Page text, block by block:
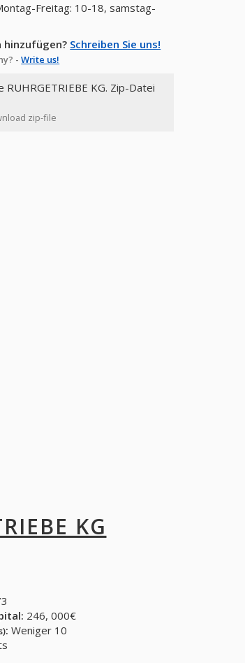
Freitag: 10-18, samstag-
hinzufügen? Schreiben Sie uns!
-Write us!
KG. Zip-Datei
zip-file
KG
246, 000€
: Weniger 10